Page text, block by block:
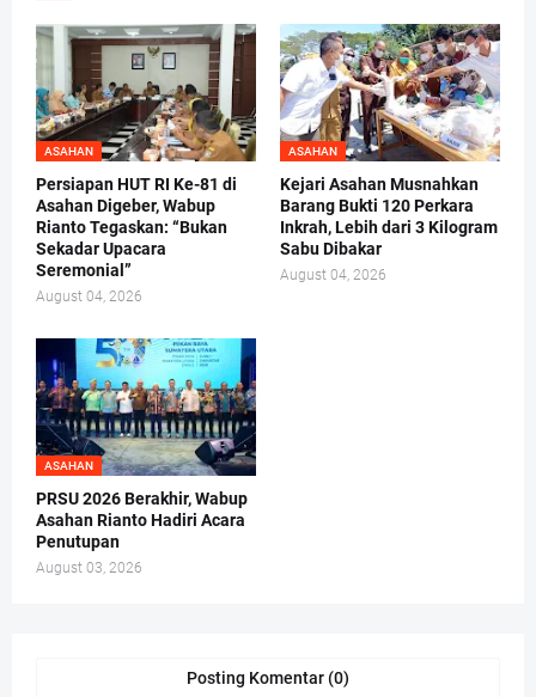
ASAHAN
Persiapan HUT RI Ke-81 di
Asahan Digeber, Wabup
Rianto Tegaskan: “Bukan
Sekadar Upacara
Seremonial”
August 04, 2026
ASAHAN
Kejari Asahan Musnahkan
Barang Bukti 120 Perkara
Inkrah, Lebih dari 3 Kilogram
Sabu Dibakar
August 04, 2026
ASAHAN
PRSU 2026 Berakhir, Wabup
Asahan Rianto Hadiri Acara
Penutupan
August 03, 2026
Posting Komentar (0)